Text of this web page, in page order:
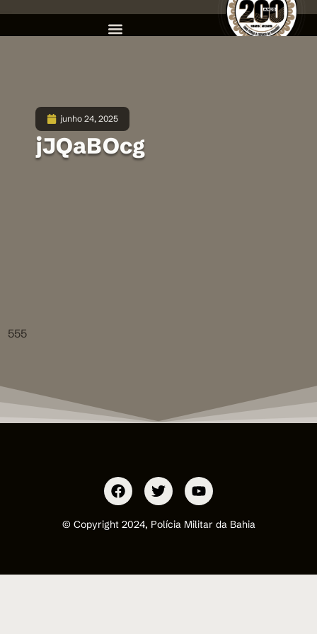
junho 24, 2025
jJQaBOcg
555
© Copyright 2024, Polícia Militar da Bahia